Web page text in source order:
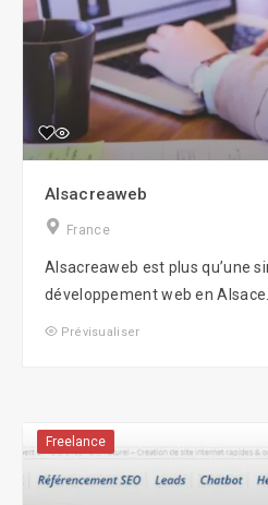
Alsacreaweb
France
Alsacreaweb est plus qu’une
développement web en Alsace.
Prévisualiser
Freelance